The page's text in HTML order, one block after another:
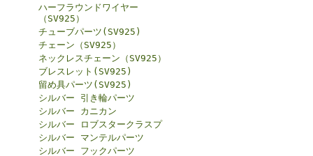
ハーフラウンドワイヤー
（SV925）
チューブパーツ(SV925)
チェーン（SV925）
ネックレスチェーン（SV925）
ブレスレット(SV925)
留め具パーツ(SV925)
シルバー 引き輪パーツ
シルバー カニカン
シルバー ロブスタークラスプ
シルバー マンテルパーツ
シルバー フックパーツ